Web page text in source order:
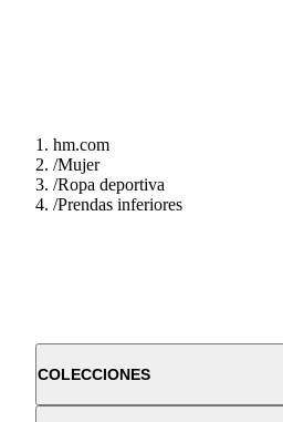
hm.com
/Mujer
/Ropa deportiva
/Prendas inferiores
COLECCIONES